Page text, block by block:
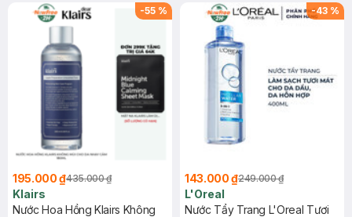
-55 %
195.000 ₫435.000 ₫
Klairs
Nước Hoa Hồng Klairs Không
-43 %
143.000 ₫249.000 ₫
L'Oreal
Nước Tẩy Trang L'Oreal Tươi